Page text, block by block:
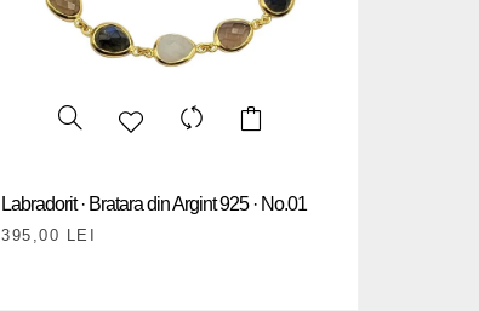
Labradorit · Bratara din Argint 925 · No.01
395,00 LEI